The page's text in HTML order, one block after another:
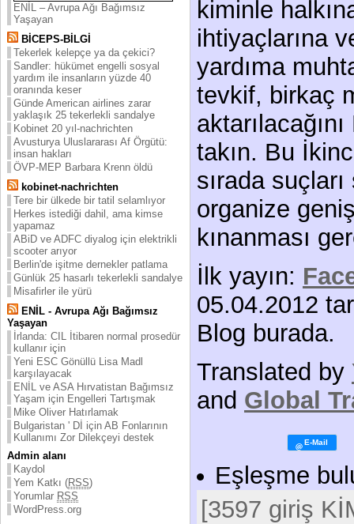
ENİL – Avrupa Ağı Bağımsız
Yaşayan
BİCEPS-BİLGİ
Tekerlek kelepçe ya da çekici?
Sandler: hükümet engelli sosyal
yardım ile insanların yüzde 40
oranında keser
Günde American airlines zarar
yaklaşık 25 tekerlekli sandalye
Kobinet 20 yıl-nachrichten
Avusturya Uluslararası Af Örgütü:
insan hakları
ÖVP-MEP Barbara Krenn öldü
kobinet-nachrichten
Tere bir ülkede bir tatil selamlıyor
Herkes istediği dahil, ama kimse
yapamaz
ABiD ve ADFC diyalog için elektrikli
scooter arıyor
Berlin'de işitme dernekler patlama
Günlük 25 hasarlı tekerlekli sandalye
Misafirler ile yürü
ENİL - Avrupa Ağı Bağımsız
Yaşayan
İrlanda: CIL İtibaren normal prosedür
kullanır için
Yeni ESC Gönüllü Lisa Madl
karşılayacak
ENİL ve ASA Hırvatistan Bağımsız
Yaşam için Engelleri Tartışmak
Mike Oliver Hatırlamak
Bulgaristan ' Dİ için AB Fonlarının
Kullanımı Zor Dilekçeyi destek
Admin alanı
Kaydol
Yem Katkı (RSS)
Yorumlar RSS
WordPress.org
kiminle
ihtiyaçlarına
yardıma
tevkif, birkaç
takın. Bu
sırada
organize
kınanması
İlk yayın:
05.04.2012
Blog burada.
Translated by
and Global
Eşleşme
[3597 giriş